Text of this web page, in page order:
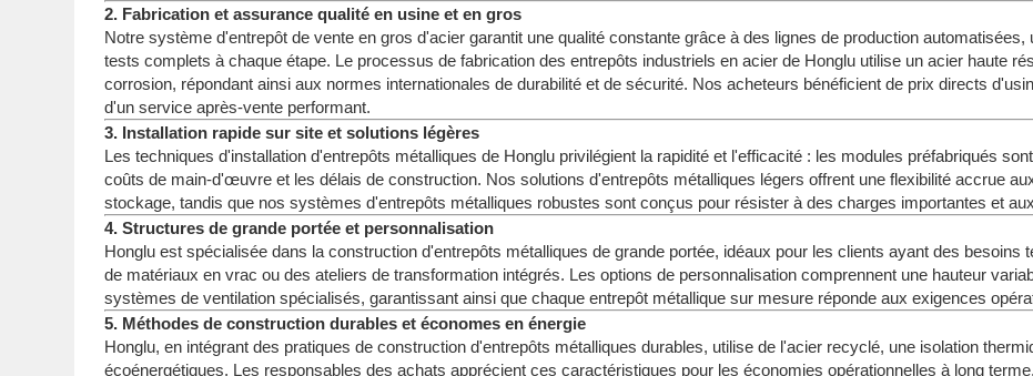
2. Fabrication et assurance qualité en usine et en gros
Notre système d'entrepôt de vente en gros d'acier garantit une qualité constante grâce à des lignes de production
tests complets à chaque étape. Le processus de fabrication des entrepôts industriels en acier de Honglu utilise un acier haute
corrosion, répondant ainsi aux normes internationales de durabilité et de sécurité. Nos acheteurs bénéficient de prix directs
d'un service après-vente performant.
3. Installation rapide sur site et solutions légères
Les techniques d'installation d'entrepôts métalliques de Honglu privilégient la rapidité et l'efficacité : les modules préfabriqués
coûts de main-d'œuvre et les délais de construction. Nos solutions d'entrepôts métalliques légers offrent une flexibilité accrue
stockage, tandis que nos systèmes d'entrepôts métalliques robustes sont conçus pour résister à des charges importantes et
4. Structures de grande portée et personnalisation
Honglu est spécialisée dans la construction d'entrepôts métalliques de grande portée, idéaux pour les clients ayant des besoins
de matériaux en vrac ou des ateliers de transformation intégrés. Les options de personnalisation comprennent une hauteur
systèmes de ventilation spécialisés, garantissant ainsi que chaque entrepôt métallique sur mesure réponde aux exigences
5. Méthodes de construction durables et économes en énergie
Honglu, en intégrant des pratiques de construction d'entrepôts métalliques durables, utilise de l'acier recyclé, une isolation
écoénergétiques. Les responsables des achats apprécient ces caractéristiques pour les économies opérationnelles à long